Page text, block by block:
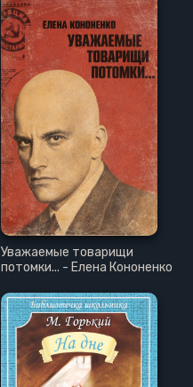
Уважаемые товарищи
потомки... - Елена Кононенко